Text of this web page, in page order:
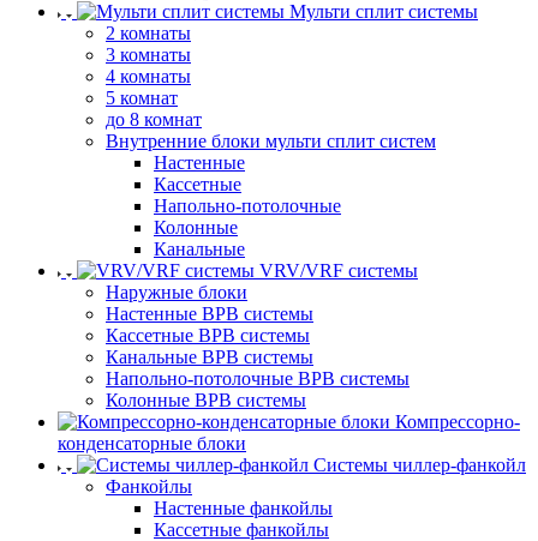
Мульти сплит системы
2 комнаты
3 комнаты
4 комнаты
5 комнат
до 8 комнат
Внутренние блоки мульти сплит систем
Настенные
Кассетные
Напольно-потолочные
Колонные
Канальные
VRV/VRF системы
Наружные блоки
Настенные ВРВ системы
Кассетные ВРВ системы
Канальные ВРВ системы
Напольно-потолочные ВРВ системы
Колонные ВРВ системы
Компрессорно-
конденсаторные блоки
Системы чиллер-фанкойл
Фанкойлы
Настенные фанкойлы
Кассетные фанкойлы